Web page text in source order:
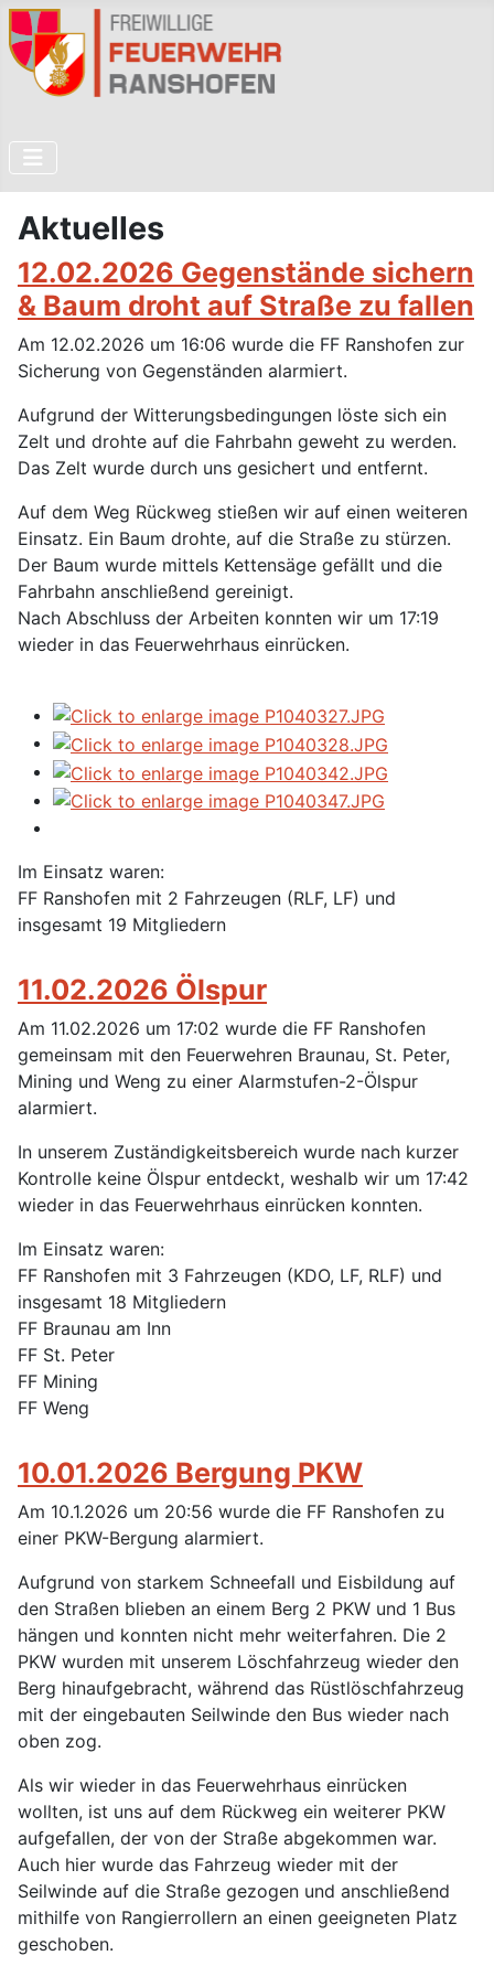
Aktuelles
12.02.2026 Gegenstände sichern
& Baum droht auf Straße zu fallen
Am 12.02.2026 um 16:06 wurde die FF Ranshofen zur
Sicherung von Gegenständen alarmiert.
Aufgrund der Witterungsbedingungen löste sich ein
Zelt und drohte auf die Fahrbahn geweht zu werden.
Das Zelt wurde durch uns gesichert und entfernt.
Auf dem Weg Rückweg stießen wir auf einen weiteren
Einsatz. Ein Baum drohte, auf die Straße zu stürzen.
Der Baum wurde mittels Kettensäge gefällt und die
Fahrbahn anschließend gereinigt.
Nach Abschluss der Arbeiten konnten wir um 17:19
wieder in das Feuerwehrhaus einrücken.
Im Einsatz waren:
FF Ranshofen mit 2 Fahrzeugen (RLF, LF) und
insgesamt 19 Mitgliedern
11.02.2026 Ölspur
Am 11.02.2026 um 17:02 wurde die FF Ranshofen
gemeinsam mit den Feuerwehren Braunau, St. Peter,
Mining und Weng zu einer Alarmstufen-2-Ölspur
alarmiert.
In unserem Zuständigkeitsbereich wurde nach kurzer
Kontrolle keine Ölspur entdeckt, weshalb wir um 17:42
wieder in das Feuerwehrhaus einrücken konnten.
Im Einsatz waren:
FF Ranshofen mit 3 Fahrzeugen (KDO, LF, RLF) und
insgesamt 18 Mitgliedern
FF Braunau am Inn
FF St. Peter
FF Mining
FF Weng
10.01.2026 Bergung PKW
Am 10.1.2026 um 20:56 wurde die FF Ranshofen zu
einer PKW-Bergung alarmiert.
Aufgrund von starkem Schneefall und Eisbildung auf
den Straßen blieben an einem Berg 2 PKW und 1 Bus
hängen und konnten nicht mehr weiterfahren. Die 2
PKW wurden mit unserem Löschfahrzeug wieder den
Berg hinaufgebracht, während das Rüstlöschfahrzeug
mit der eingebauten Seilwinde den Bus wieder nach
oben zog.
Als wir wieder in das Feuerwehrhaus einrücken
wollten, ist uns auf dem Rückweg ein weiterer PKW
aufgefallen, der von der Straße abgekommen war.
Auch hier wurde das Fahrzeug wieder mit der
Seilwinde auf die Straße gezogen und anschließend
mithilfe von Rangierrollern an einen geeigneten Platz
geschoben.